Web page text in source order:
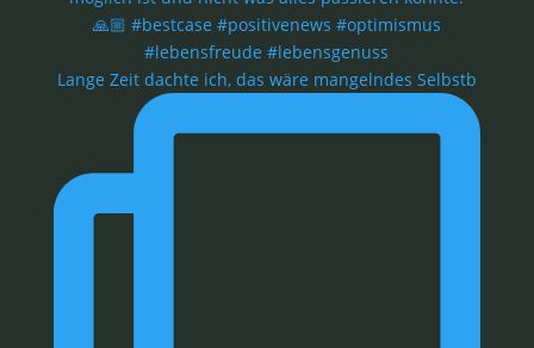
Lange Zeit dachte ich, das wäre mangelndes Selbstb